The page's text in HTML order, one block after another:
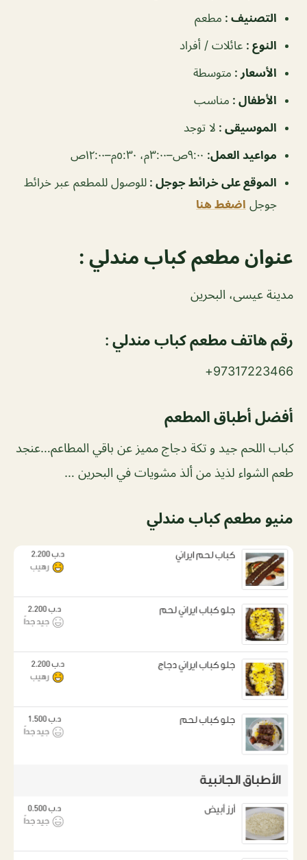
التصنيف : مطعم
النوع : عائلات / أفراد
الأسعار : متوسطة
الأطفال : مناسب
الموسيقى : لا توجد
مواعيد العمل:
الموقع على خرائط جوجل : للوصول للمطعم عبر خرائط
جوجل اضغط هنا
عنوان مطعم كباب مندلي :
مدينة عيسى، البحرين
رقم هاتف مطعم كباب مندلي :
97317223466+
أفضل أطباق المطعم
كباب اللحم جيد و تكة دجاج مميز عن باقي المطاعم…عنجد
طعم الشواء لذيذ من ألذ مشويات في البحرين …
منيو مطعم كباب مندلي